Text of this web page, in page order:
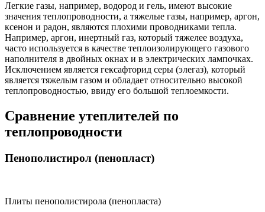
Легкие газы, например, водород и гель, имеют высокие
значения теплопроводности, а тяжелые газы, например, аргон,
ксенон и радон, являются плохими проводниками тепла.
Например, аргон, инертный газ, который тяжелее воздуха,
часто используется в качестве теплоизолирующего газового
наполнителя в двойных окнах и в электрических лампочках.
Исключением является гексафторид серы (элегаз), который
является тяжелым газом и обладает относительно высокой
теплопроводностью, ввиду его большой теплоемкости.
Сравнение утеплителей по
теплопроводности
Пенополистирол (пенопласт)
Плиты пенополистирола (пенопласта)